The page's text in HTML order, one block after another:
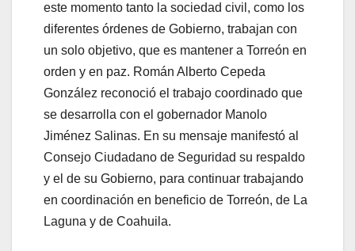
este momento tanto la sociedad civil, como los
diferentes órdenes de Gobierno, trabajan con
un solo objetivo, que es mantener a Torreón en
orden y en paz. Román Alberto Cepeda
González reconoció el trabajo coordinado que
se desarrolla con el gobernador Manolo
Jiménez Salinas. En su mensaje manifestó al
Consejo Ciudadano de Seguridad su respaldo
y el de su Gobierno, para continuar trabajando
en coordinación en beneficio de Torreón, de La
Laguna y de Coahuila.